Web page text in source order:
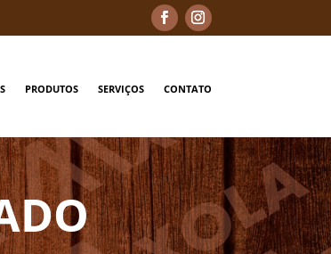
PRODUTOS SERVIÇOS CONTATO